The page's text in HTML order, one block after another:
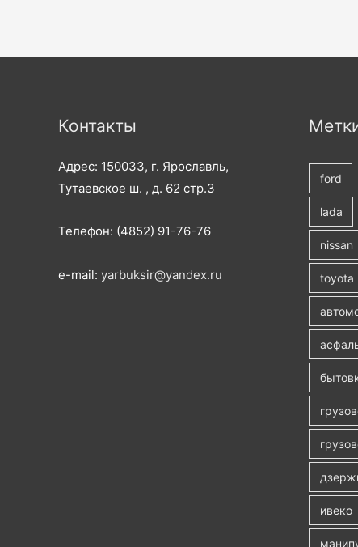
Контакты
Адрес: 150033, г. Ярославль,
Тутаевское ш. , д. 62 стр.3
Телефон: (4852) 91-76-76
e-mail: yarbuksir@yandex.ru
ford
lada
nissan
toyota
ивеко